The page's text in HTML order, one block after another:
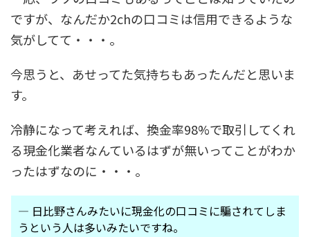
ですが、なんだか2chの口コミは信用できるような
気がしてて・・・。
今思うと、あせってた気持ちもあったんだと思いま
す。
冷静になって考えれば、換金率98%で取引してくれ
る現金化業者なんているはずが無いってことがわか
ったはずなのに・・・。
― 日比野さんみたいに現金化の口コミに騙されてしま
うという人は多いみたいですね。